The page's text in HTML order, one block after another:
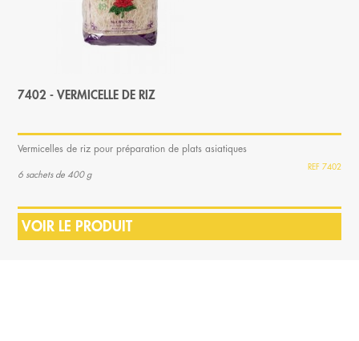
7402 - VERMICELLE DE RIZ
Vermicelles de riz pour préparation de plats asiatiques
6 sachets de 400 g
7402
VOIR LE PRODUIT